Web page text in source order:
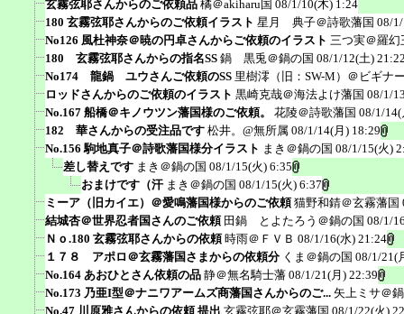
玄霧弦耶さんからのご依頼品 橘＠akiharu国 08/1/10(木) 1:24
180 玄霧弦耶さんからのご依頼イラスト 星月 典子＠詩歌藩国 08/
No126 風杜神奈＠暁の円卓さんからご依頼のイラスト 三つ実＠羅幻
180 玄霧弦耶さんからの指名SS 鍋 黒兎＠鍋の国 08/1/12(土)
No174 龍鍋 ユウさんご依頼のSS 里樹澪（旧：SW-M）＠ビギナ
ロッドさんからのご依頼のイラスト 黒崎克哉＠海法よけ藩国 08/1/
No.167 船橋＠キノウツン藩国様のご依頼。
花陵＠詩歌藩国 08/1/14(
182 華さんからの受注品です 松井。@無所属 08/1/14(月) 18:29
No.156 駒地真子＠詩歌藩国様分イラスト まき＠鍋の国 08/1/15(火)
差し替えです まき＠鍋の国 08/1/15(火) 6:35
おまけです（汗 まき＠鍋の国 08/1/15(火) 6:37
ミーア（旧カイエ）＠愛鳴藩国様からのご依頼 猫野和錆＠玄霧藩国
結城杏＠世界忍者国さんのご依頼 田鍋 とよたろう＠鍋の国 08/1/
Ｎｏ.180 玄霧弦耶さんからの依頼 時雨＠ＦＶＢ 08/1/16(水) 21:24
１７８ アポロ＠玄霧藩国さまからの依頼分 くま＠鍋の国 08/1/21(
No.164 あおひとさん依頼の品 静＠無名騎士藩 08/1/21(月) 22:39
No.173 乃亜I型＠ナニワアームズ商藩国さんからのご... 矢上ミサ＠
No.47 川原雅さんからの依頼 提出 玄霧弦耶＠玄霧藩国 08/1/22(火)